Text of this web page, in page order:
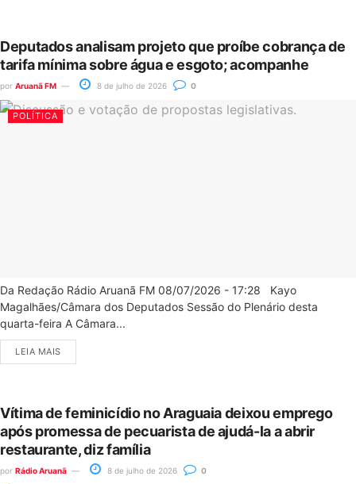
Deputados analisam projeto que proíbe cobrança de
tarifa mínima sobre água e esgoto; acompanhe
por Aruanã FM 8 de julho de 2026 0
POLÍTICA
Da Redação Rádio Aruanã FM 08/07/2026 - 17:28 Kayo
Magalhães/Câmara dos Deputados Sessão do Plenário desta
quarta-feira A Câmara...
LEIA MAIS
Vítima de feminicídio no Araguaia deixou emprego
após promessa de pecuarista de ajudá-la a abrir
restaurante, diz família
por Rádio Aruanã 8 de julho de 2026 0